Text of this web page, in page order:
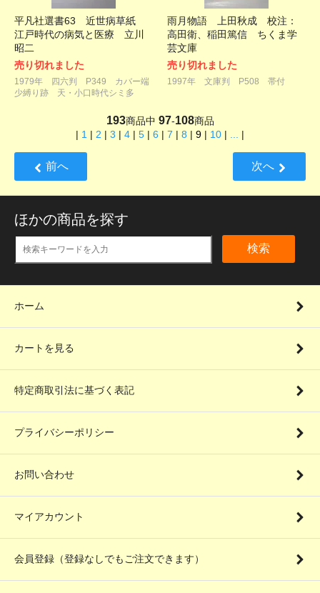
平凡社選書63 近世病草紙
江戸時代の病気と医療 立川
昭二
売り切れました
1979年 四六判 P349 カバー端
少縛り跡 天・小口時代シミ多
雨月物語 上田秋成 校注：
高田衛、稲田篤信 ちくま学
芸文庫
売り切れました
1997年 文庫判 P508 帯付
193商品中 97-108商品
| 1 | 2 | 3 | 4 | 5 | 6 | 7 | 8 | 9 | 10 | ... |
前へ 次へ
ほかの商品を探す
検索
ホーム
カートを見る
特定商取引法に基づく表記
プライバシーポリシー
お問い合わせ
マイアカウント
会員登録（登録なしでもご注文できます）